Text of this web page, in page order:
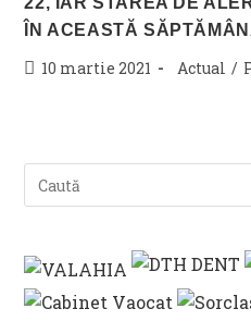
ÎN ACEASTĂ
Post10 martie 2021
Post
Actual /